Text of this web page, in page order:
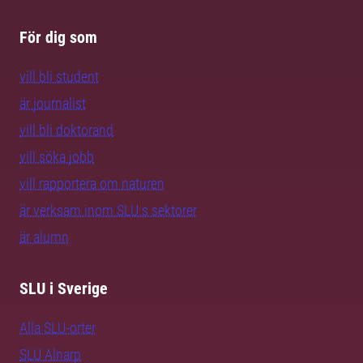
För dig som
vill bli student
är journalist
vill bli doktorand
vill söka jobb
vill rapportera om naturen
är verksam inom SLU:s sektorer
är alumn
SLU i Sverige
Alla SLU-orter
SLU Alnarp